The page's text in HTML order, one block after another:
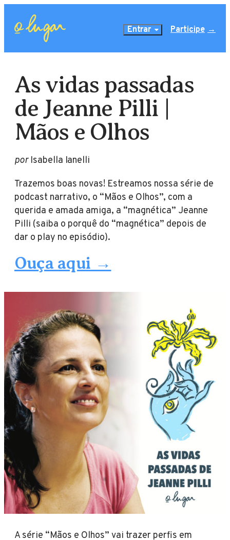
Entrar Participe
As vidas passadas
de Jeanne Pilli |
Mãos e Olhos
porIsabella Ianelli
Trazemos boas novas! Estreamos nossa série de
podcast narrativo, o “Mãos e Olhos”, com a
querida e amada amiga, a “magnética” Jeanne
Pilli (saiba o porquê do “magnética” depois de
dar o play no episódio).
Ouça aqui →
A série “Mãos e Olhos” vai trazer perfis em